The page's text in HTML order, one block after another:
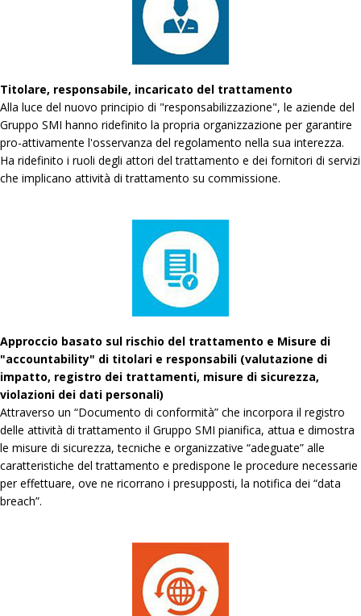
Titolare, responsabile, incaricato del trattamento
Alla luce del nuovo principio di "responsabilizzazione", le aziende del
Gruppo SMI hanno ridefinito la propria organizzazione per garantire
pro-attivamente l'osservanza del regolamento nella sua interezza.
Ha ridefinito i ruoli degli attori del trattamento e dei fornitori di servizi
che implicano attività di trattamento su commissione.
Approccio basato sul rischio del trattamento e Misure di
"accountability" di titolari e responsabili (valutazione di
impatto, registro dei trattamenti, misure di sicurezza,
violazioni dei dati personali)
Attraverso un “Documento di conformità” che incorpora il registro
delle attività di trattamento il Gruppo SMI pianifica, attua e dimostra
le misure di sicurezza, tecniche e organizzative “adeguate” alle
caratteristiche del trattamento e predispone le procedure necessarie
per effettuare, ove ne ricorrano i presupposti, la notifica dei “data
breach”.